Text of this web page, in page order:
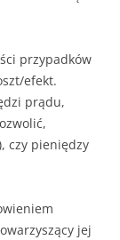
przypadków
efekt.
prądu,
czy pieniędzy
jej